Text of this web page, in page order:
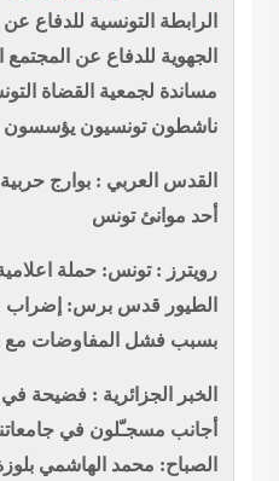
الرابطة التونسية للدفاع
الجهوية للدفاع عن
مساندة لجمعية القضاة
ناشطون تونسيون يؤسسون
القدس العربي : بوارج حربية
أحد موانئ تونس
رويترز : تونس: حملة اعلامية
الطيور قدس برس: إضراب
بسبب فشل المفاوضات مع
الخبر الجزائرية : فضيحة في
أجانب مسجـّلون في
الصباح: محمد الهاشمي